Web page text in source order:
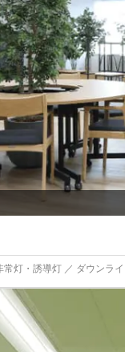
灯・誘導灯 ／ ダウンラ